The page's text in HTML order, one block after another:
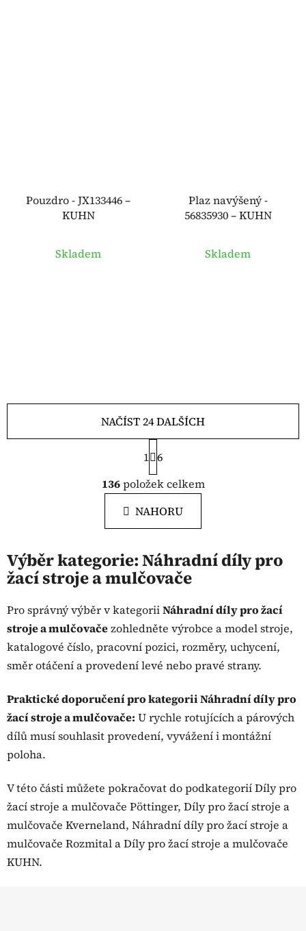
Pouzdro - JX133446 –
KUHN
Skladem
Plaz navýšený -
56835930 – KUHN
Skladem
O
v
l
á
d
a
c
í
r
v
k
y
v
p
i
s
u
NAČÍST 24 DALŠÍCH
S
t
r
á
n
k
á
n
í
1 6
136položek celkem
NAHORU
Výběr kategorie: Náhradní díly pro
žací stroje a mulčovače
Pro správný výběr v kategoriiNáhradní díly pro žací
stroje a mulčovačezohledněte výrobce a model stroje,
katalogové číslo, pracovní pozici, rozměry, uchycení,
směr otáčení a provedení levé nebo pravé strany.
Praktické doporučení pro kategorii Náhradní díly pro
žací stroje a mulčovače: U rychle rotujících a párových
dílů musí souhlasit provedení, vyvážení i montážní
poloha.
V této části můžete pokračovat do podkategorií Díly pro
žací stroje a mulčovače Pöttinger, Díly pro žací stroje a
mulčovače Kverneland, Náhradní díly pro žací stroje a
mulčovače Rozmital a Díly pro žací stroje a mulčovače
KUHN.